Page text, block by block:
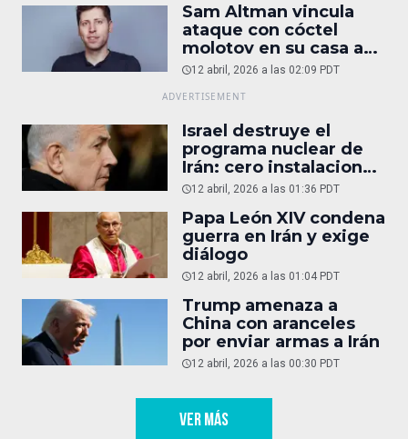
Sam Altman vincula
ataque con cóctel
molotov en su casa a
reportaje
12 abril, 2026 a las 02:09 PDT
Israel destruye el
programa nuclear de
Irán: cero instalaciones
operativas
12 abril, 2026 a las 01:36 PDT
Papa León XIV condena
guerra en Irán y exige
diálogo
12 abril, 2026 a las 01:04 PDT
Trump amenaza a
China con aranceles
por enviar armas a Irán
12 abril, 2026 a las 00:30 PDT
VER MÁS